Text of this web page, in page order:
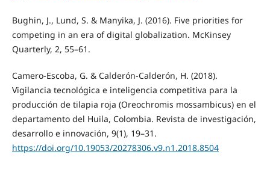
Bughin, J., Lund, S. & Manyika, J. (2016). Five priorities for
competing in an era of digital globalization. McKinsey
Quarterly, 2, 55–61.
Camero-Escoba, G. & Calderón-Calderón, H. (2018).
Vigilancia tecnológica e inteligencia competitiva para la
producción de tilapia roja (Oreochromis mossambicus) en el
departamento del Huila, Colombia. Revista de investigación,
desarrollo e innovación, 9(1), 19–31.
https://doi.org/10.19053/20278306.v9.n1.2018.8504